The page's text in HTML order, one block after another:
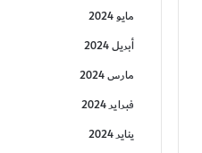
مايو 2024
أبريل 2024
مارس 2024
فبراير 2024
يناير 2024